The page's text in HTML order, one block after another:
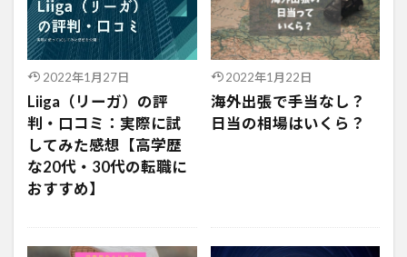
2022年1月27日
Liiga（リーガ）の評
判・口コミ：実際に試
してみた感想【高学歴
な20代・30代の転職に
おすすめ】
2022年1月22日
海外出張で手当なし？
日当の相場はいくら？